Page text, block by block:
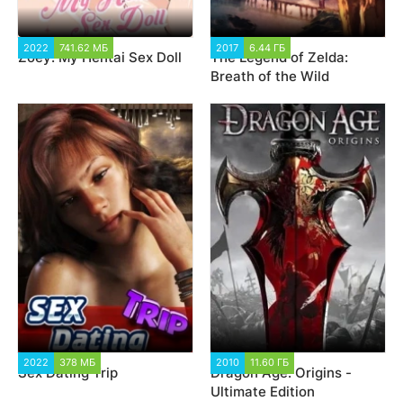
2022 741.62 МБ
Zoey: My Hentai Sex Doll
2017 6.44 ГБ
The Legend of Zelda:
Breath of the Wild
2022 378 МБ
Sex Dating Trip
2010 11.60 ГБ
Dragon Age: Origins -
Ultimate Edition